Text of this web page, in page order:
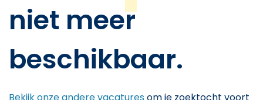
niet meer
beschikbaar.